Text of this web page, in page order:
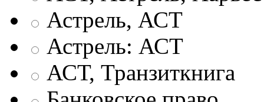
Астрель, АСТ
Астрель: АСТ
АСТ, Транзиткнига